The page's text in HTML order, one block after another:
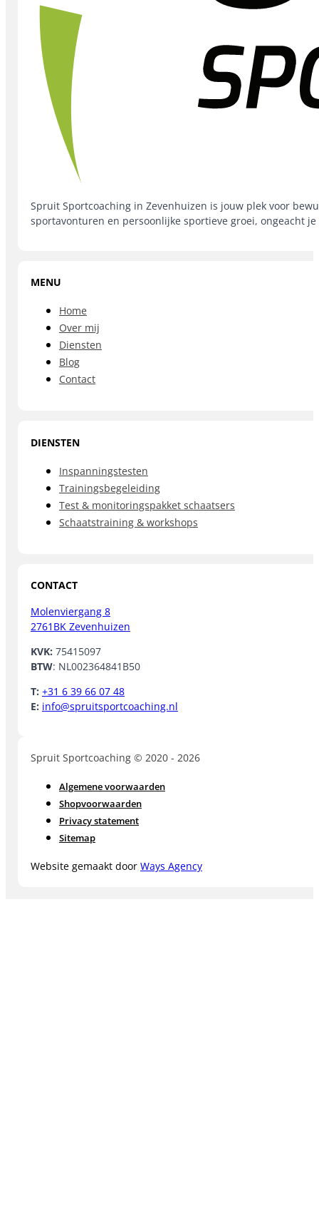
Spruit Sportcoaching in Zevenhuizen is jouw plek voor
sportavonturen en persoonlijke sportieve groei, ongeacht je
MENU
Home
Over mij
Diensten
Blog
Contact
DIENSTEN
Inspanningstesten
Trainingsbegeleiding
Test & monitoringspakket schaatsers
Schaatstraining & workshops
CONTACT
Molenviergang 8
2761BK Zevenhuizen
KVK: 75415097
BTW: NL002364841B50
T: +31 6 39 66 07 48
E: info@spruitsportcoaching.nl
Spruit Sportcoaching © 2020 - 2026
Algemene voorwaarden
Shopvoorwaarden
Privacy statement
Sitemap
Website gemaakt door Ways Agency